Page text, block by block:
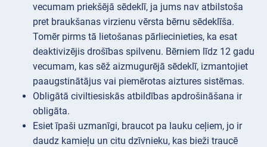
vecumam priekšējā sēdeklī, ja jums nav atbilstoša
pret braukšanas virzienu vērsta bērnu sēdeklīša.
Tomēr pirms tā lietošanas pārliecinieties, ka esat
deaktivizējis drošības spilvenu. Bērniem līdz 12 gadu
vecumam, kas sēž aizmugurējā sēdeklī, izmantojiet
paaugstinātājus vai piemērotas aiztures sistēmas.
Obligātā civiltiesiskās atbildības apdrošināšana ir
obligāta.
Esiet īpaši uzmanīgi, braucot pa lauku ceļiem, jo ir
daudz kamieļu un citu dzīvnieku, kas bieži traucē